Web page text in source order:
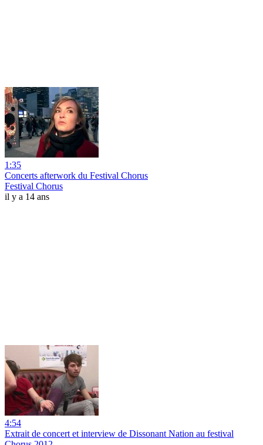
1:35
Concerts afterwork du Festival Chorus
Festival Chorus
il y a 14 ans
4:54
Extrait de concert et interview de Dissonant Nation au festival